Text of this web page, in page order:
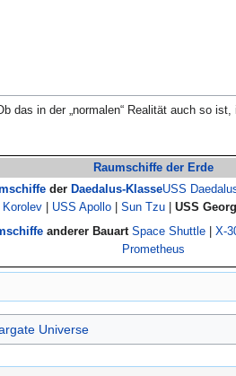
in der alternativen Zeitlinie der Fall. Ob das in der „normalen“
Raumschiffe der Erde
der Daedalus-KlasseUSS
Korolev| USS Apollo| Sun Tzu| USS
anderer Bauart Space Shuttle X-
Prometheus
Universe